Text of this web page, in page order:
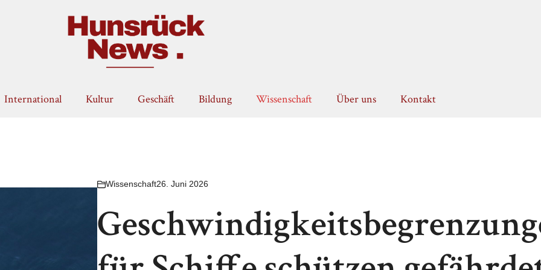
International Kultur Geschäft Bildung Wissenschaft Über uns Kontakt
Wissenschaft26. Juni 2026